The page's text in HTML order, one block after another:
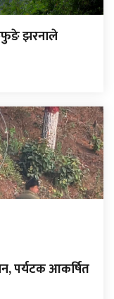
झरनाले
पर्यटक आकर्षित